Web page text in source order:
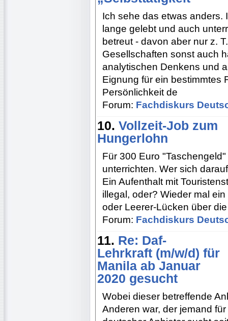
Ich sehe das etwas anders.
lange gelebt und auch
betreut - davon aber nur z.
Gesellschaften sonst auch
analytischen Denkens und
Eignung für ein bestimmtes
Persönlichkeit de
Forum: Fachdiskurs
10. Vollzeit-Job zum
Hungerlohn
Für 300 Euro
unterrichten. Wer sich
Ein Aufenthalt mit
illegal, oder? Wieder mal
oder Leerer-Lücken über
Forum: Fachdiskurs
11. Re: Daf-
Lehrkraft (m/w/d) für
Manila ab Januar
2020 gesucht
Wobei dieser betreffende
Anderen war, der jemand